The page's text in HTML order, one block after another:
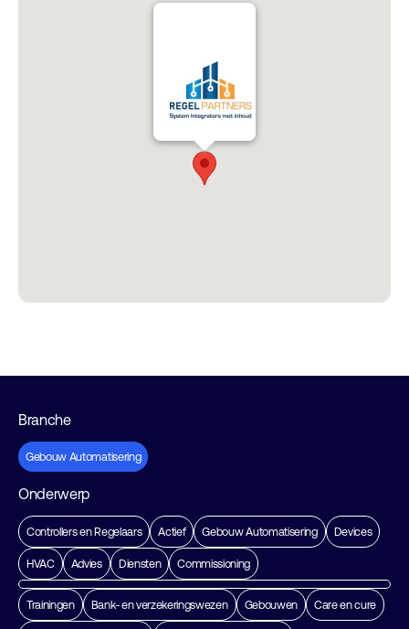
Branche
Gebouw Automatisering
Onderwerp
Controllers en Regelaars Actief Gebouw Automatisering Devices
HVAC Advies Diensten Commissioning
Trainingen Bank- en verzekeringswezen Gebouwen Care en cure